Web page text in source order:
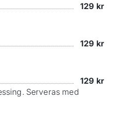
129 kr
129 kr
129 kr
Serveras med